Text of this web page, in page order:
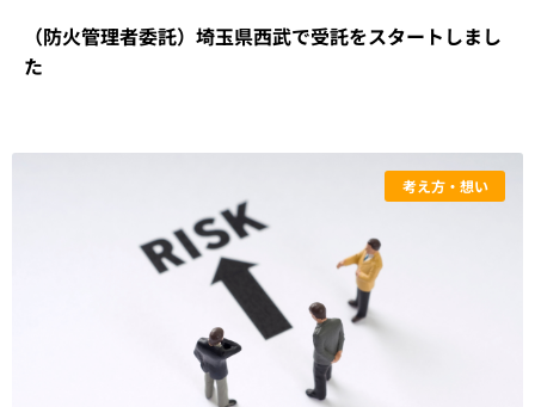
（防火管理者委託）埼玉県西武で受託をスタートしまし
た
考え方・想い